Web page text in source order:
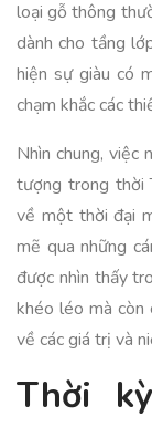
loại gỗ thông
dành cho tầng
hiện sự giàu có
chạm khắc các
Nhìn chung, việc
tượng trong thời
về một thời đại
mẽ qua những
được nhìn thấy
khéo léo mà còn
về các giá trị và
Thời